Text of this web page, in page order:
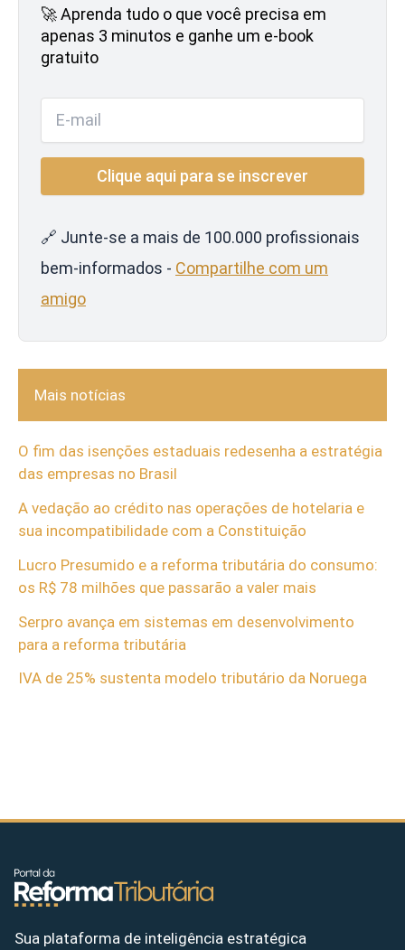
🚀 Aprenda tudo o que você precisa em
apenas 3 minutos e ganhe um e-book
gratuito
🔗 Junte-se a mais de 100.000 profissionais
bem-informados - Compartilhe com um
amigo
Mais notícias
O fim das isenções estaduais redesenha a estratégia
das empresas no Brasil
A vedação ao crédito nas operações de hotelaria e
sua incompatibilidade com a Constituição
Lucro Presumido e a reforma tributária do consumo:
os R$ 78 milhões que passarão a valer mais
Serpro avança em sistemas em desenvolvimento
para a reforma tributária
IVA de 25% sustenta modelo tributário da Noruega
Sua plataforma de inteligência estratégica